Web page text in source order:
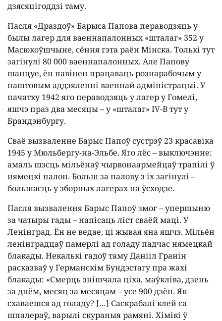
дзясяцігоддзі таму.
Пасля «Драздоў» Барыса Папова пераводзяць у
былы лагер для ваеннапалонных «шталаг» 352 у
Масюкоўшчыне, сёння гэта раён Мінска. Толькі тут
загінулі 80 000 ваеннапалонных. Але Папову
шанцуе, ён павінен працаваць рознарабочым у
паштовым аддзяленні ваеннай адміністрацыі. У
пачатку 1942 яго пераводзяць у лагер у Гомелі,
яшчэ праз два месяцы – у «шталаг» IV-B тут у
Брандэнбургу.
Сваё вызваленне Барыс Папоў сустрэў 23 красавіка
1945 у Мюльбергу-на-Эльбе. Яго лёс – выключэнне:
амаль шэсць мільёнаў чырвонаармейцаў трапілі ў
нямецкі палон. Больш за палову з іх загінулі –
большасць у зборных лагерах на ўсходзе.
Пасля вызвалення Барыс Папоў змог – упершыню
за чатыры гады – напісаць ліст сваёй маці. У
Ленінград. Ён не ведае, ці жывая яна яшчэ. Мільён
ленінградцаў памерлі ад голаду падчас нямецкай
блакады. Некалькі гадоў таму Данііл Гранін
расказваў у Германскім Бундэстагу пра жахі
блакады: «Смерць знішчала ціха, маўкліва, дзень
за днём, месяц за месяцам – усе 900 дзён. Як
схаваешся ад голаду? […] Саскрабалі клей са
шпалераў, варылі скураныя рамяні. Хімікі ў